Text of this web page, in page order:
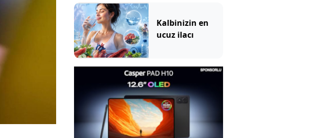
Kalbinizin en
ucuz ilacı